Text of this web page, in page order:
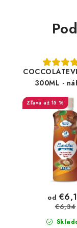
300ML -
aviváže -
prania
až 15 %
od
€6,34